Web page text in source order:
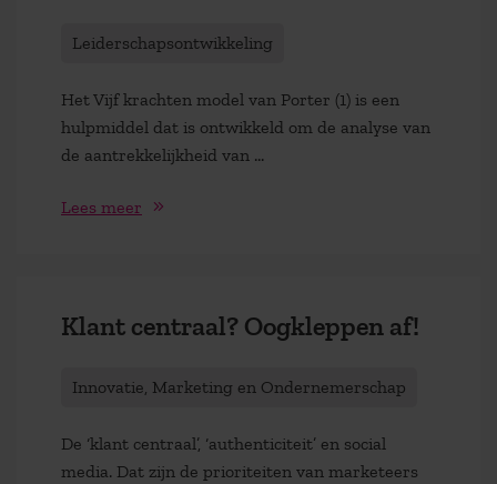
Leiderschapsontwikkeling
Het Vijf krachten model van Porter (1) is een
hulpmiddel dat is ontwikkeld om de analyse van
de aantrekkelijkheid van ...
Lees meer
Klant centraal? Oogkleppen af!
Innovatie, Marketing en Ondernemerschap
De ‘klant centraal’, ‘authenticiteit’ en social
media. Dat zijn de prioriteiten van marketeers